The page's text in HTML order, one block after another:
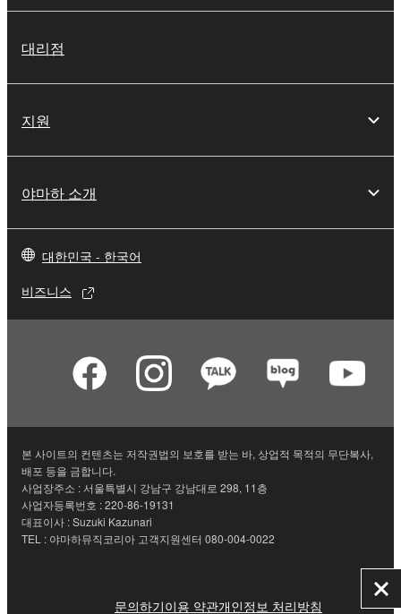
닫
대리점
지원
야마하 소개
대한민국 - 한국어
비즈니스
본 사이트의 컨텐츠는 저작권법의 보호를 받는 바, 상업적 목적의 무단복사,
배포 등을 금합니다.
사업장주소 : 서울특별시 강남구 강남대로 298, 11층
사업자등록번호 : 220-86-19131
대표이사 : Suzuki Kazunari
TEL : 야마하뮤직코리아 고객지원센터 080-004-0022
문의하기이용 약관개인정보 처리방침